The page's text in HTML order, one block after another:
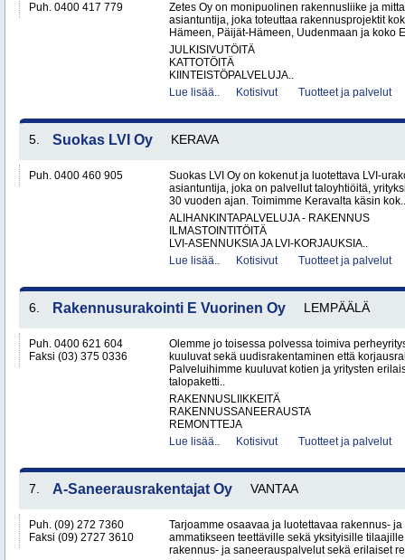
Puh. 0400 417 779
Zetes Oy on monipuolinen rakennusliike ja
asiantuntija, joka toteuttaa rakennusprojektit
Hämeen, Päijät-Hämeen, Uudenmaan ja koko
JULKISIVUTÖITÄ
KATTOTÖITÄ
KIINTEISTÖPALVELUJA..
Lue lisää..
Kotisivut Tuotteet ja palvelut
5. Suokas LVI Oy KERAVA
Puh. 0400 460 905
Suokas LVI Oy on kokenut ja luotettava LVI-
asiantuntija, joka on palvellut taloyhtiöitä,
30 vuoden ajan. Toimimme Keravalta käsin kok..
ALIHANKINTAPALVELUJA - RAKENNUS
ILMASTOINTITÖITÄ
LVI-ASENNUKSIA JA LVI-KORJAUKSIA..
Lue lisää..
Kotisivut Tuotteet ja palvelut
6. Rakennusurakointi E Vuorinen Oy LEMPÄÄLÄ
Puh. 0400 621 604
Faksi (03) 375 0336
Olemme jo toisessa polvessa toimiva
kuuluvat sekä uudisrakentaminen että
Palveluihimme kuuluvat kotien ja yritysten
talopaketti..
RAKENNUSLIIKKEITÄ
RAKENNUSSANEERAUSTA
REMONTTEJA
Lue lisää..
Kotisivut Tuotteet ja palvelut
7. A-Saneerausrakentajat Oy VANTAA
Puh. (09) 272 7360
Faksi (09) 2727 3610
Tarjoamme osaavaa ja luotettavaa rakennus-
ammatikseen teettäville sekä yksityisille
rakennus- ja saneerauspalvelut sekä erilaiset